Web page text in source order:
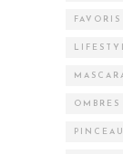
FAVORIS
OMBRES